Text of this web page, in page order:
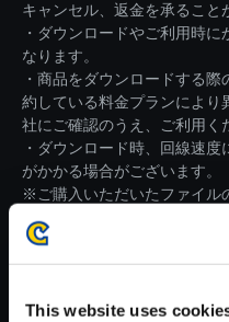
This website uses
キャンセル、返金を承ること
・ダウンロードやご利用時
なります。
・商品をダウンロードする
約している料金プランにより
社にご確認のうえ、ご利用く
・ダウンロード時、回線速
がかかる場合がございます。
※ご購入いただいたファイル
が安定しているWifi環境でお